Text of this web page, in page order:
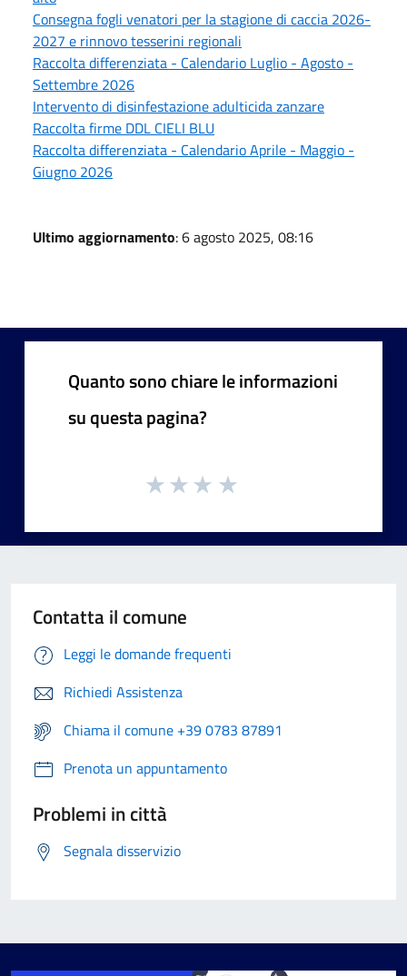
Consegna fogli venatori per la stagione di caccia 2026-
2027 e rinnovo tesserini regionali
Raccolta differenziata - Calendario Luglio - Agosto -
Settembre 2026
Intervento di disinfestazione adulticida zanzare
Raccolta firme DDL CIELI BLU
Raccolta differenziata - Calendario Aprile - Maggio -
Giugno 2026
Ultimo aggiornamento: 6 agosto 2025, 08:16
Quanto sono chiare le informazioni
su questa pagina?
Contatta il comune
Leggi le domande frequenti
Richiedi Assistenza
Chiama il comune +39 0783 87891
Prenota un appuntamento
Problemi in città
Segnala disservizio